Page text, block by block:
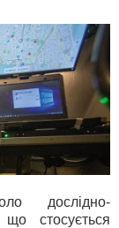
дослідно-
що стосується